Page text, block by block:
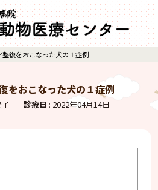
整復をおこなった犬の１症例
をおこなった犬の１症例
診療日 : 2022年04月14日